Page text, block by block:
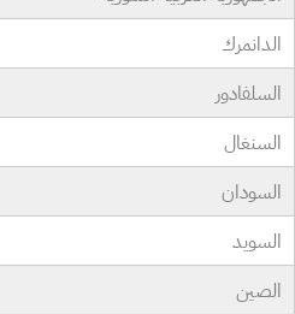
الدانمرك
السلفادور
السنغال
السودان
السويد
الصين